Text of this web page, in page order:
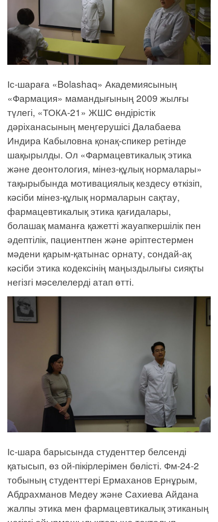
Іс-шараға «Bolashaq» Академиясының
«Фармация» мамандығының 2009 жылғы
түлегі, «ТОКА-21» ЖШС өндірістік
дәріханасының меңгерушісі Далабаева
Индира Кабыловна қонақ-спикер ретінде
шақырылды. Ол «Фармацевтикалық этика
және деонтология, мінез-құлық нормалары»
тақырыбында мотивациялық кездесу өткізіп,
кәсіби мінез-құлық нормаларын сақтау,
фармацевтикалық этика қағидалары,
болашақ маманға қажетті жауапкершілік пен
әдептілік, пациентпен және әріптестермен
мәдени қарым-қатынас орнату, сондай-ақ
кәсіби этика кодексінің маңыздылығы сияқты
негізгі мәселелерді атап өтті.
Іс-шара барысында студенттер белсенді
қатысып, өз ой-пікірлерімен бөлісті. Фм-24-2
тобының студенттері Ермаханов Ернұрым,
Абдрахманов Медеу және Сахиева Айдана
жалпы этика мен фармацевтикалық этиканың